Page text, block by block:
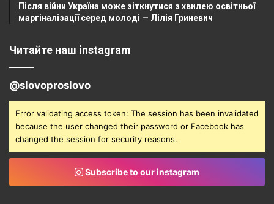
Після війни Україна може зіткнутися з хвилею освітньої
маргіналізації серед молоді — Лілія Гриневич
Читайте наш instagram
@slovoproslovo
Error validating access token: The session has been invalidated
because the user changed their password or Facebook has
changed the session for security reasons.
Subscribe to our instagram